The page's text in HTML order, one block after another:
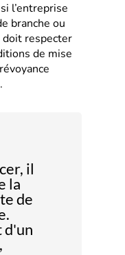
l’entreprise
branche ou
respecter
de mise
il
la
de
d'un